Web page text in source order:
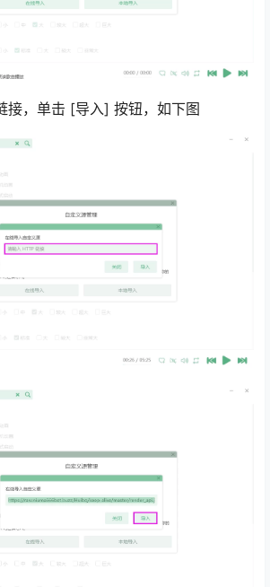
接，单击 [导入] 按钮，如下图